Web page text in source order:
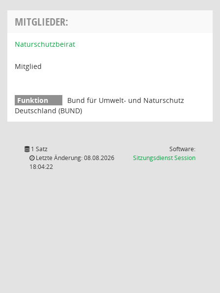
MITGLIEDER:
Naturschutzbeirat
Mitglied
Bund für Umwelt- und Naturschutz
Deutschland (BUND)
1 Satz
Letzte Änderung: 08.08.2026
18:04:22
Software:
SitzungsdienstSession(Wird in